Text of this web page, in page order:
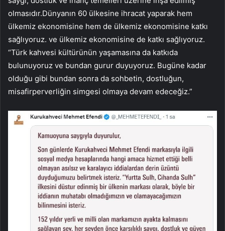
olmasıdır.Dünyanın 60 ülkesine ihracat yaparak hem
ülkemiz ekonomisine hem de ülkemiz ekonomisine katkı
sağlıyoruz. ve ülkemiz ekonomisine de katkı sağlıyoruz.
“Türk kahvesi kültürünün yaşamasına da katkıda
bulunuyoruz ve bundan gurur duyuyoruz. Bugüne kadar
olduğu gibi bundan sonra da sohbetin, dostluğun,
misafirperverliğin simgesi olmaya devam edeceğiz.”